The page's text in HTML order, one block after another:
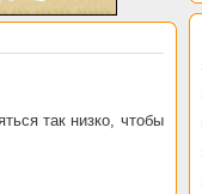
так низко, чтобы